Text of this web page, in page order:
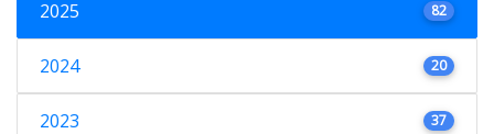
2025 82
2024 20
2023 37